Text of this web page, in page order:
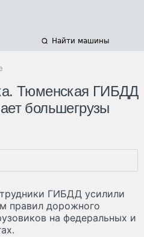
Найти машины
Тюменская ГИБДД
большегрузы
ГИБДД усилили
правил дорожного
на федеральных и